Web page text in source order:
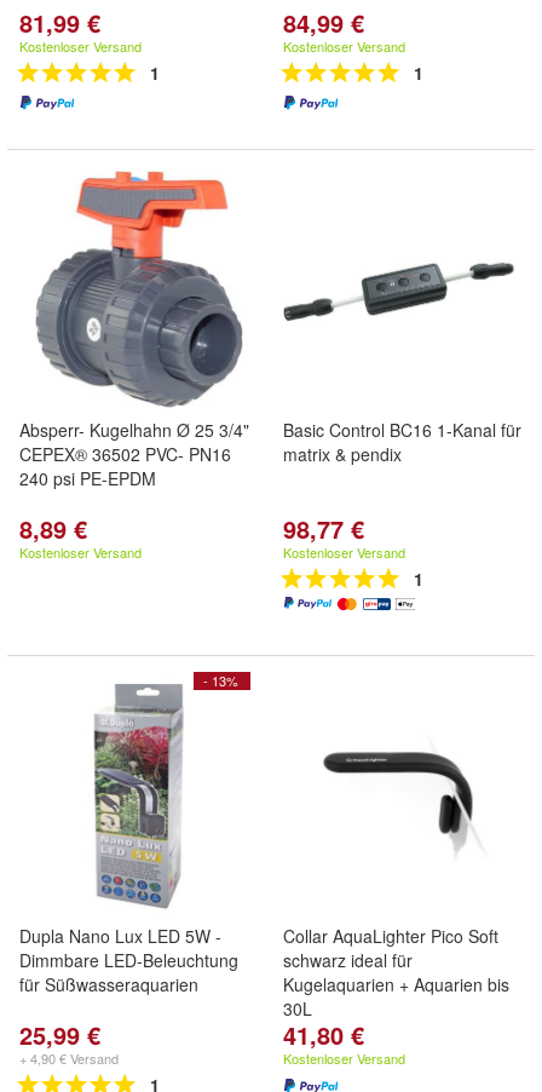
81,99 €
Kostenloser Versand
1
84,99 €
Kostenloser Versand
1
Absperr- Kugelhahn Ø 25 3/4"
CEPEX® 36502 PVC- PN16
240 psi PE-EPDM
8,89 €
Kostenloser Versand
Basic Control BC16 1-Kanal für
matrix & pendix
98,77 €
Kostenloser Versand
1
- 13%
Dupla Nano Lux LED 5W -
Dimmbare LED-Beleuchtung
für Süßwasseraquarien
25,99 €
+ 4,90 € Versand
1
Collar AquaLighter Pico Soft
schwarz ideal für
Kugelaquarien + Aquarien bis
30L
41,80 €
Kostenloser Versand